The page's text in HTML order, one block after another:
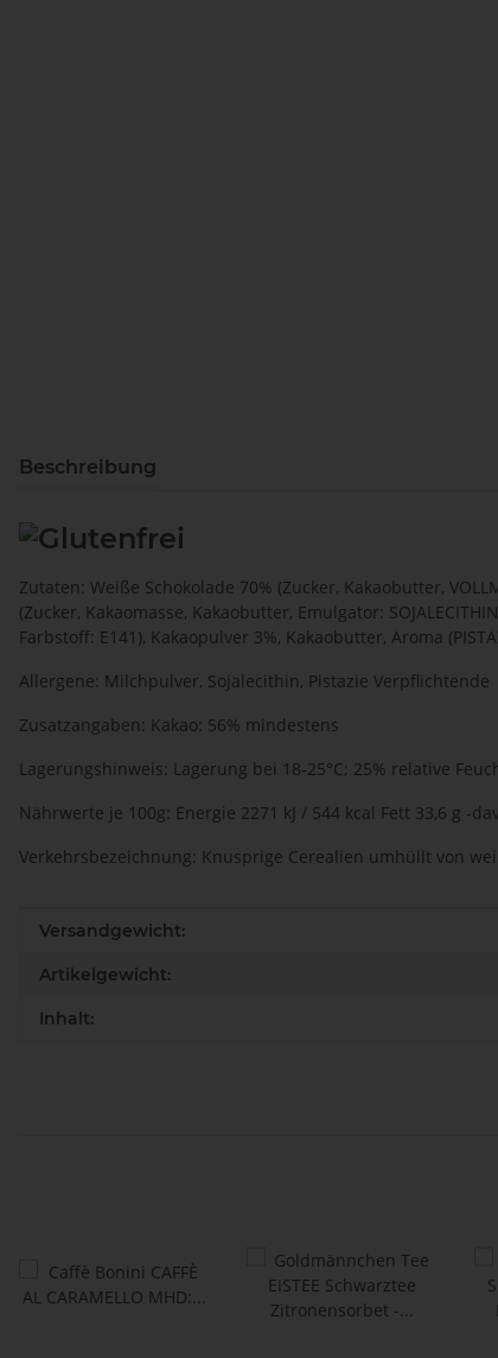
Beschreibung
Zutaten: Weiße Schokolade 70% (Zucker, Kakaobutter,
(Zucker, Kakaomasse, Kakaobutter, Emulgator:
Farbstoff: E141), Kakaopulver 3%, Kakaobutter, Aroma
Allergene: Milchpulver, Sojalecithin, Pistazie Verpflichtende
Zusatzangaben: Kakao: 56% mindestens
Lagerungshinweis: Lagerung bei 18-25°C; 25% relative
Nährwerte je 100g: Energie 2271 kJ / 544 kcal Fett 33,6 g -
Verkehrsbezeichnung: Knusprige Cerealien umhüllt von
Produkteigenschaft
Wert
Versandgewicht:
Artikelgewicht:
Inhalt: